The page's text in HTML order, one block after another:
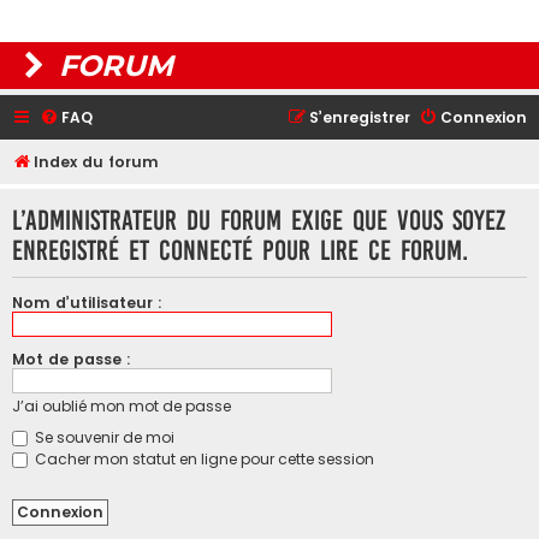
FORUM
FAQ Connexion
S’enregistrer
Index du forum
L’administrateur du forum exige que vous soyez
enregistré et connecté pour lire ce forum.
Nom d’utilisateur :
Mot de passe :
J’ai oublié mon mot de passe
Se souvenir de moi
Cacher mon statut en ligne pour cette session